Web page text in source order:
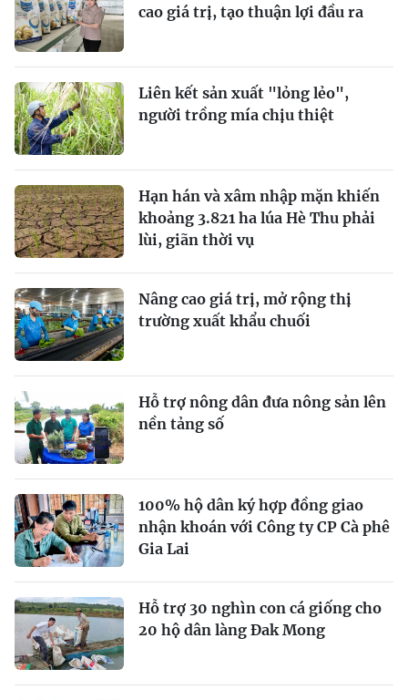
cao giá trị, tạo thuận lợi đầu ra
Liên kết sản xuất "lỏng lẻo",
người trồng mía chịu thiệt
Hạn hán và xâm nhập mặn khiến
khoảng 3.821 ha lúa Hè Thu phải
lùi, giãn thời vụ
Nâng cao giá trị, mở rộng thị
trường xuất khẩu chuối
Hỗ trợ nông dân đưa nông sản lên
nền tảng số
100% hộ dân ký hợp đồng giao
nhận khoán với Công ty CP Cà phê
Gia Lai
Hỗ trợ 30 nghìn con cá giống cho
20 hộ dân làng Đak Mong